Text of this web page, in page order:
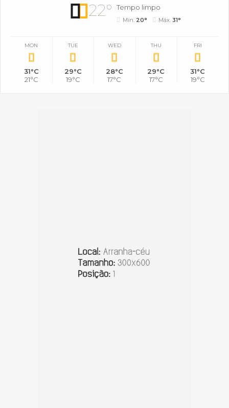
22° Tempo limpo
Mín. 20° Máx. 31°
MON
31°C
21°C
TUE
29°C
19°C
WED
28°C
17°C
THU
29°C
17°C
FRI
31°C
19°C